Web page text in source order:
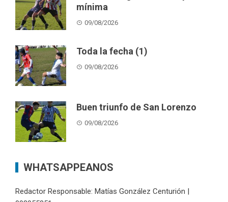
mínima
09/08/2026
Toda la fecha (1)
09/08/2026
Buen triunfo de San Lorenzo
09/08/2026
WHATSAPPEANOS
Redactor Responsable: Matías González Centurión |